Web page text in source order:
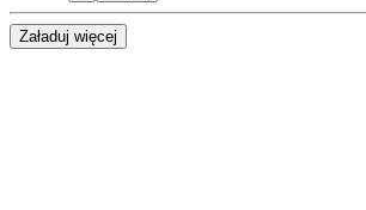
Załaduj więcej